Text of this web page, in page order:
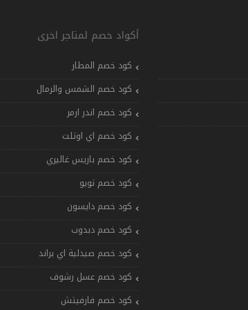
أكواد خصم لمتاجر اخرى
كود خصم المطار
كود خصم الشمس والرمال
كود خصم اندر ارمر
كود خصم اي اوتلت
كود خصم باريس غاليري
كود خصم تويو
كود خصم دايسون
كود خصم دبدوب
كود خصم صيدلية اي براند
كود خصم عسل رشوف
كود خصم فارفيتش